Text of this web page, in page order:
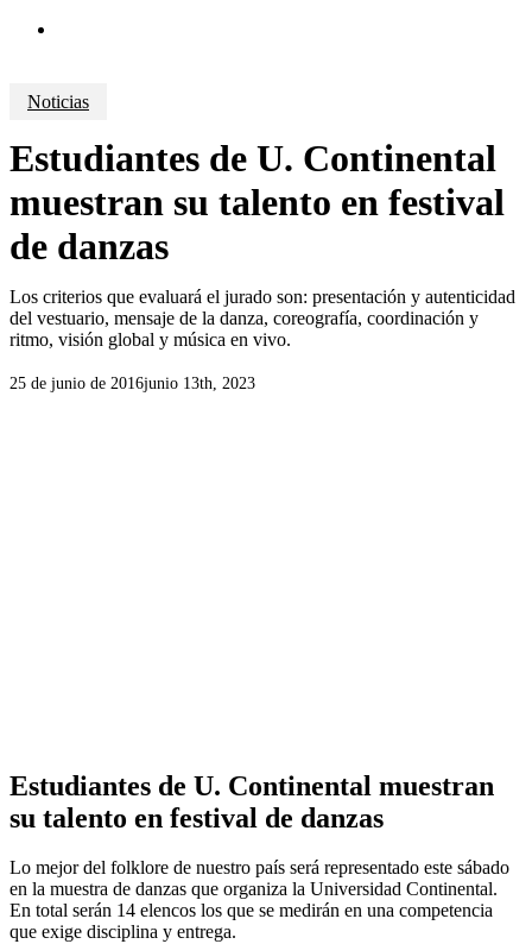
Noticias
Estudiantes de U. Continental
muestran su talento en festival
de danzas
Los criterios que evaluará el jurado son: presentación y autenticidad
del vestuario, mensaje de la danza, coreografía, coordinación y
ritmo, visión global y música en vivo.
25 de junio de 2016junio 13th, 2023
Estudiantes de U. Continental muestran
su talento en festival de danzas
Lo mejor del folklore de nuestro país será representado este sábado
en la muestra de danzas que organiza la Universidad Continental.
En total serán 14 elencos los que se medirán en una competencia
que exige disciplina y entrega.